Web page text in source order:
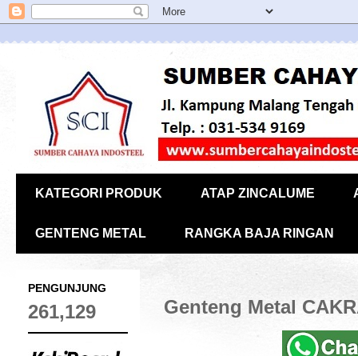
KATEGORI PRODUK ATAP ZINCALUME
GENTENG METAL RANGKA BAJA RINGAN
Genteng Metal
PENGUNJUNG
261,129